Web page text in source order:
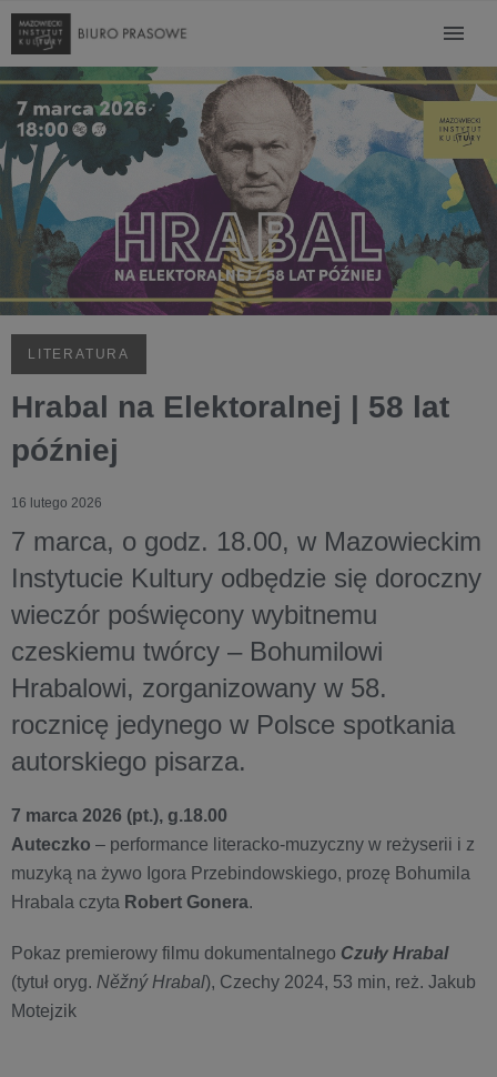
LITERATURA
Hrabal na Elektoralnej | 58 lat
później
16 lutego 2026
7 marca, o godz. 18.00, w Mazowieckim
Instytucie Kultury odbędzie się doroczny
wieczór poświęcony wybitnemu
czeskiemu twórcy – Bohumilowi
Hrabalowi, zorganizowany w 58.
rocznicę jedynego w Polsce spotkania
autorskiego pisarza.
7 marca 2026 (pt.), g.18.00
Auteczko – performance literacko-muzyczny w reżyserii i z
muzyką na żywo Igora Przebindowskiego, prozę Bohumila
Hrabala czyta Robert Gonera.
Pokaz premierowy filmu dokumentalnego Czuły Hrabal
(tytuł oryg. Něžný Hrabal), Czechy 2024, 53 min, reż. Jakub
Motejzik